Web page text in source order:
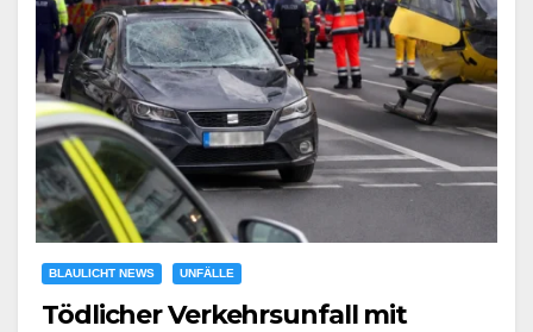
BLAULICHT NEWS UNFÄLLE
Tödlicher Verkehrsunfall mit